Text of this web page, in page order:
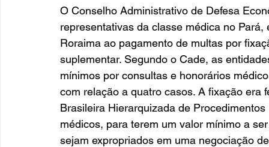
O Conselho Administrativo de Defesa
representativas da classe médica no
Roraima ao pagamento de multas por
suplementar. Segundo o Cade, as
mínimos por consultas e honorários
com relação a quatro casos. A fixação
Brasileira Hierarquizada de
médicos, para terem um valor mínimo a
sejam expropriados em uma negociação